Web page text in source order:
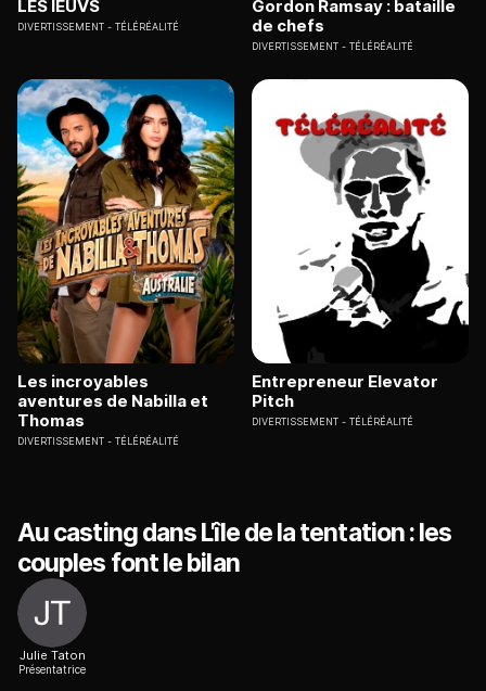
LES IEUVS
DIVERTISSEMENT TÉLÉRÉALITÉ
Gordon Ramsay : bataille
de chefs
DIVERTISSEMENT TÉLÉRÉALITÉ
Les incroyables
aventures de Nabilla et
Thomas
DIVERTISSEMENT TÉLÉRÉALITÉ
Entrepreneur Elevator
Pitch
DIVERTISSEMENT TÉLÉRÉALITÉ
Au casting dans L'île de la tentation : les
couples font le bilan
Julie Taton
Présentatrice